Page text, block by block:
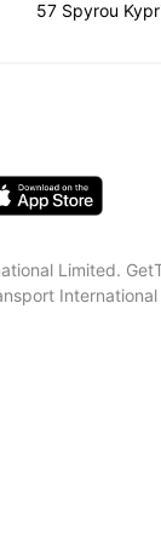
57 Spyrou
Limited.
International